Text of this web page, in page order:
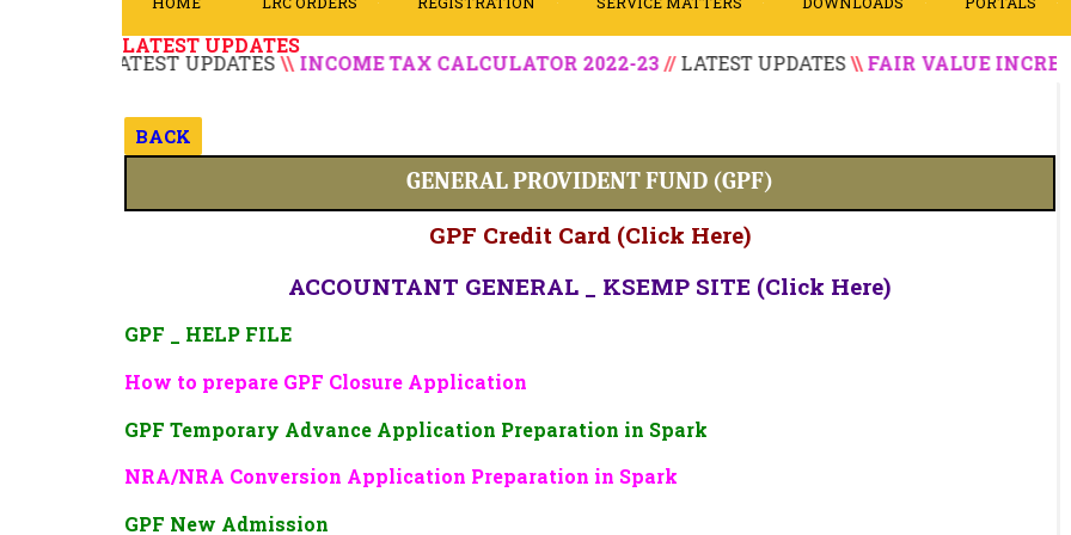
LATEST UPDATES
LATEST UPDATES\\INCOME TAX CALCULATOR 2022-23//LATEST UPDATES\\FAIR VALUE INCREASING
BACK
GENERAL PROVIDENT FUND (GPF)
GPF Credit Card (Click Here)
ACCOUNTANT GENERAL _ KSEMP SITE (Click Here)
GPF _ HELP FILE
How to prepare GPF Closure Application
GPF Temporary Advance Application Preparation in Spark
NRA/NRA Conversion Application Preparation in Spark
GPF New Admission